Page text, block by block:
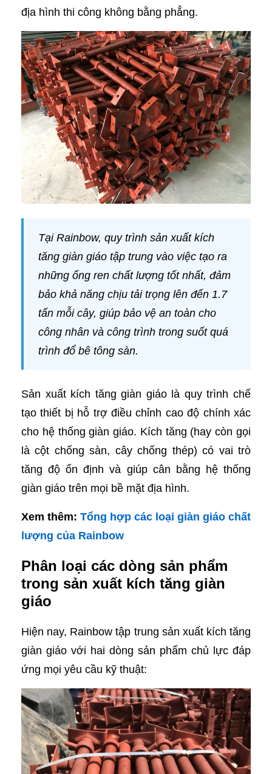
địa hình thi công không bằng phẳng.
Tại Rainbow, quy trình sản xuất kích
tăng giàn giáo tập trung vào việc tạo ra
những ống ren chất lượng tốt nhất, đảm
bảo khả năng chịu tải trọng lên đến 1.7
tấn mỗi cây, giúp bảo vệ an toàn cho
công nhân và công trình trong suốt quá
trình đổ bê tông sàn.
Sản xuất kích tăng giàn giáo là quy trình chế
tạo thiết bị hỗ trợ điều chỉnh cao độ chính xác
cho hệ thống giàn giáo. Kích tăng (hay còn gọi
là cột chống sàn, cây chống thép) có vai trò
tăng độ ổn định và giúp cân bằng hệ thống
giàn giáo trên mọi bề mặt địa hình.
Xem thêm: Tổng hợp các loại giàn giáo chất
lượng của Rainbow
Phân loại các dòng sản phẩm
trong sản xuất kích tăng giàn
giáo
Hiện nay, Rainbow tập trung sản xuất kích tăng
giàn giáo với hai dòng sản phẩm chủ lực đáp
ứng mọi yêu cầu kỹ thuật: